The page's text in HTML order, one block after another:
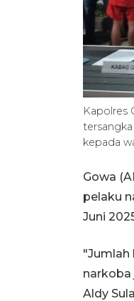
Kapolres
kepada
Gowa
pelaku
Juni
"Jumlah
narkoba
Aldy